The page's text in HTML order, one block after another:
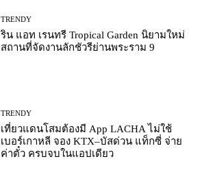
TRENDY
ริน แอท เรนทรี Tropical Garden นิยามใหม่
สถานที่จัดงานลักชัวรีย่านพระราม 9
TRENDY
เที่ยวแดนโสมต้องมี App LACHA ไม่ใช้
เบอร์เกาหลี จอง KTX–บัสด่วน แท็กซี่ จ่าย
ค่าตั๋ว ครบจบในแอปเดียว